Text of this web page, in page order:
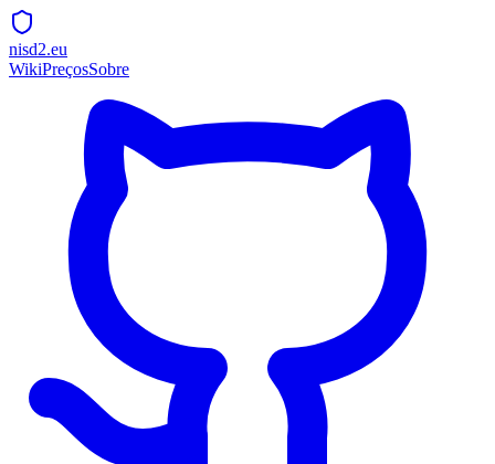
nisd2.eu
WikiPreçosSobre